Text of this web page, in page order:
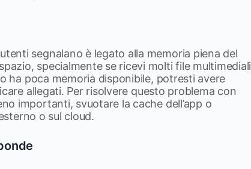
segnalano è legato alla memoria piena del
specialmente se ricevi molti file multimediali
ha poca memoria disponibile, potresti avere
allegati. Per risolvere questo problema con
importanti, svuotare la cache dell’app o
o sul cloud.